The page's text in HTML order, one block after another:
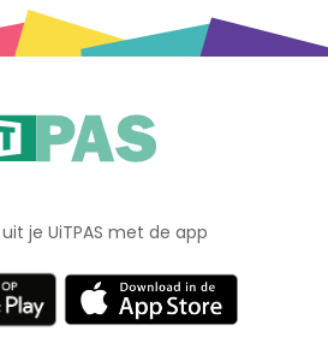
je UiTPAS met de app